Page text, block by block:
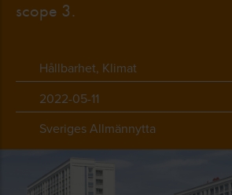
scope 3.
Hållbarhet, Klimat
2022-05-11
Sveriges Allmännytta